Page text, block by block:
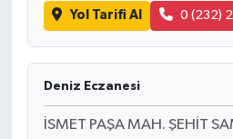
Yol Tarifi Al 0 (232)
Deniz Eczanesi
İSMET PAŞA MAH. ŞEHİT